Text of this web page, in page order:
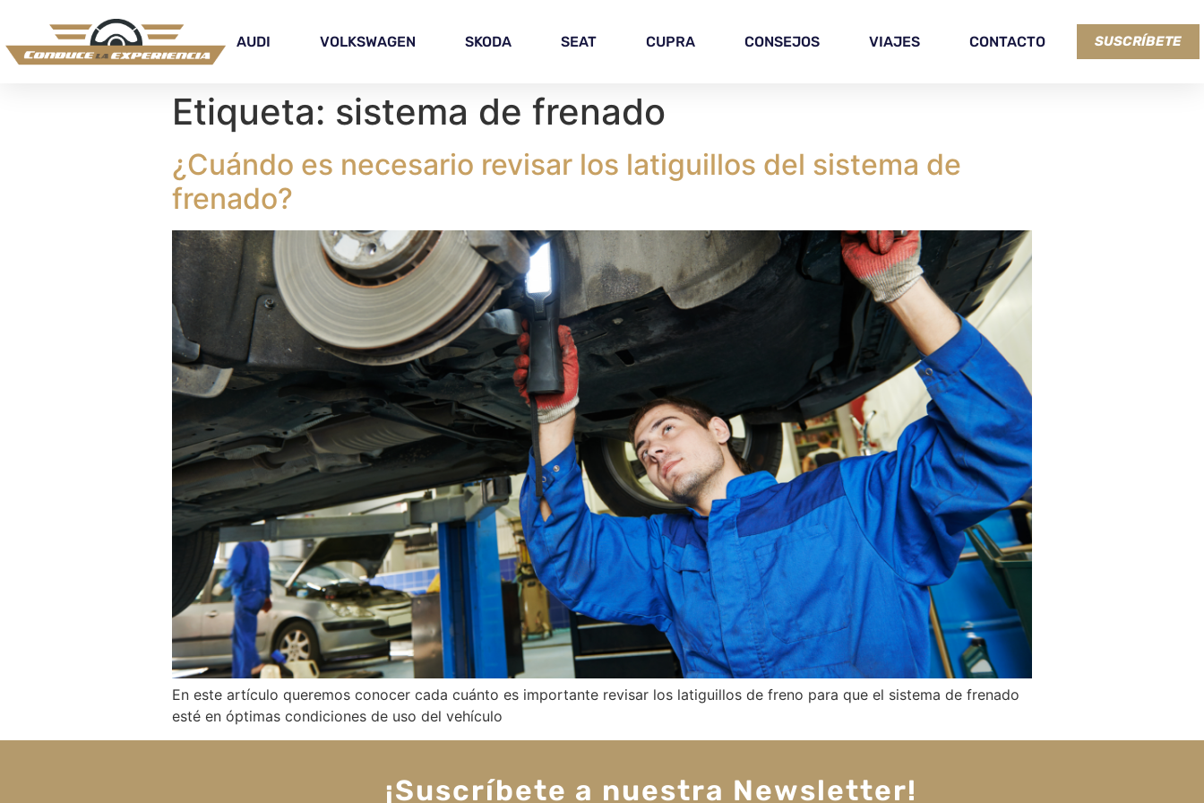
AUDI VOLKSWAGEN SKODA SEAT CUPRA CONSEJOS VIAJES CONTACTO SUSCRÍBETE
Etiqueta: sistema de frenado
¿Cuándo es necesario revisar los latiguillos del sistema de
frenado?
En este artículo queremos conocer cada cuánto es importante revisar los latiguillos de freno para que el sistema de frenado
esté en óptimas condiciones de uso del vehículo
¡Suscríbete a nuestra Newsletter!